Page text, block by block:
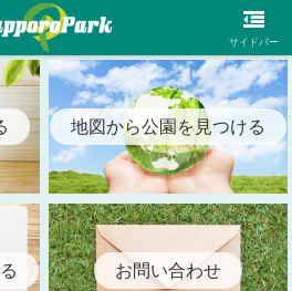
索出来る札幌パーク（SapporoPark）
地図から公園を見つける
お問い合わせ
サイドバー